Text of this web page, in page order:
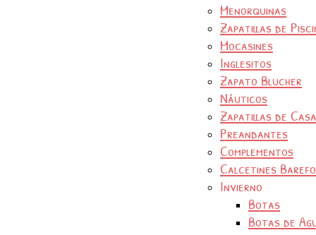
Menorquinas
Zapatillas de
Mocasines
Inglesitos
Zapato Blucher
Náuticos
Zapatillas de Casa
Preandantes
Complementos
Calcetines
Invierno
Botas
Botas de